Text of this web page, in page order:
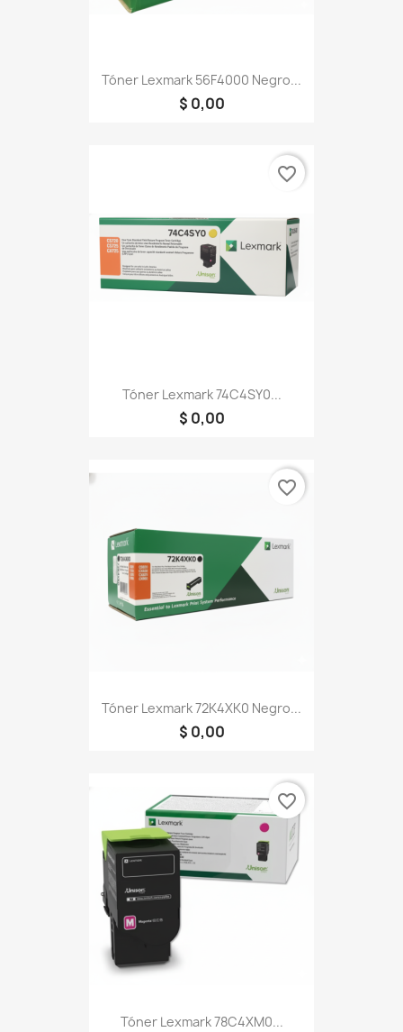
Tóner Lexmark 56F4000 Negro...
$ 0,00
Tóner Lexmark 74C4SY0...
$ 0,00
favorite_border
Tóner Lexmark 72K4XK0 Negro...
$ 0,00
favorite_border
Tóner Lexmark 78C4XM0...
favorite_border